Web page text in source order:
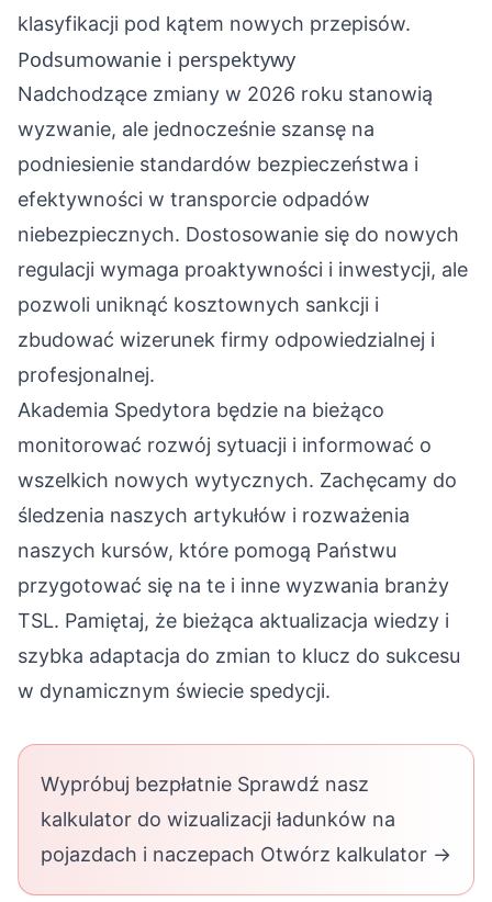
klasyfikacji pod kątem nowych przepisów.
Podsumowanie i perspektywy
Nadchodzące zmiany w 2026 roku stanowią
wyzwanie, ale jednocześnie szansę na
podniesienie standardów bezpieczeństwa i
efektywności w transporcie odpadów
niebezpiecznych. Dostosowanie się do nowych
regulacji wymaga proaktywności i inwestycji, ale
pozwoli uniknąć kosztownych sankcji i
zbudować wizerunek firmy odpowiedzialnej i
profesjonalnej.
Akademia Spedytora będzie na bieżąco
monitorować rozwój sytuacji i informować o
wszelkich nowych wytycznych. Zachęcamy do
śledzenia naszych artykułów i rozważenia
naszych kursów, które pomogą Państwu
przygotować się na te i inne wyzwania branży
TSL. Pamiętaj, że bieżąca aktualizacja wiedzy i
szybka adaptacja do zmian to klucz do sukcesu
w dynamicznym świecie spedycji.
Wypróbuj bezpłatnie Sprawdź nasz
kalkulator do wizualizacji ładunków na
pojazdach i naczepach Otwórz kalkulator →